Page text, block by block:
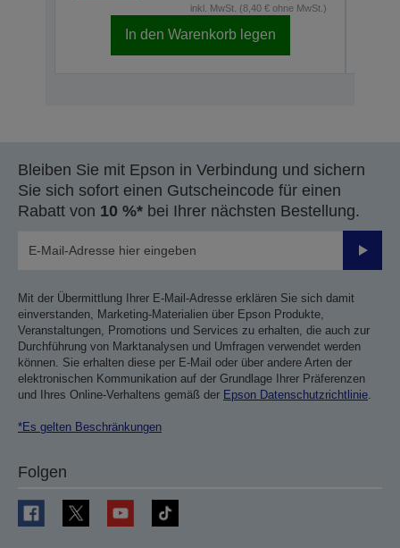
inkl. MwSt. (8,40 € ohne MwSt.)
In den Warenkorb legen
Bleiben Sie mit Epson in Verbindung und sichern
Sie sich sofort einen Gutscheincode für einen
Rabatt von 10 %* bei Ihrer nächsten Bestellung.
Mit der Übermittlung Ihrer E-Mail-Adresse erklären Sie sich damit
einverstanden, Marketing-Materialien über Epson Produkte,
Veranstaltungen, Promotions und Services zu erhalten, die auch zur
Durchführung von Marktanalysen und Umfragen verwendet werden
können. Sie erhalten diese per E-Mail oder über andere Arten der
elektronischen Kommunikation auf der Grundlage Ihrer Präferenzen
und Ihres Online-Verhaltens gemäß der Epson Datenschutzrichtlinie
*Es gelten Beschränkungen
Folgen